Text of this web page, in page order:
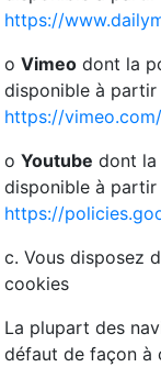
https://
o Vimeo dont la
disponible à partir
https://
o Youtube dont
disponible à partir
https://
c. Vous disposez
cookies
La plupart des
défaut de façon à